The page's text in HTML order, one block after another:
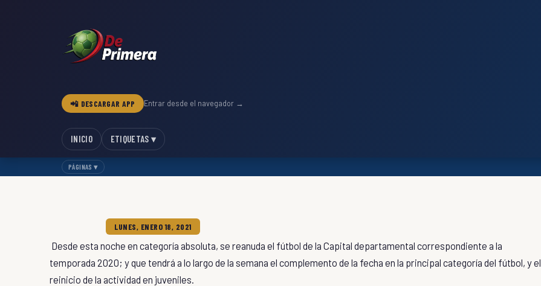
📲 DESCARGAR APP Entrar desde el navegador →
INICIO ETIQUETAS ▾
PÁGINAS ▾
LUNES, ENERO 18, 2021
Desde esta noche en categoría absoluta, se reanuda el fútbol de la Capital departamental correspondiente a la
temporada 2020; y que tendrá a lo largo de la semana el complemento de la fecha en la principal categoría del fútbol, y el
reinicio de la actividad en juveniles.